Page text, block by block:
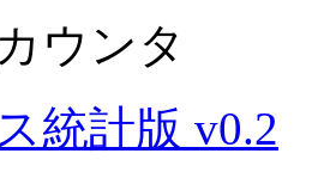
ウンタ
統計版 v0.2